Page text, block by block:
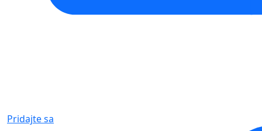
Pridajte sa